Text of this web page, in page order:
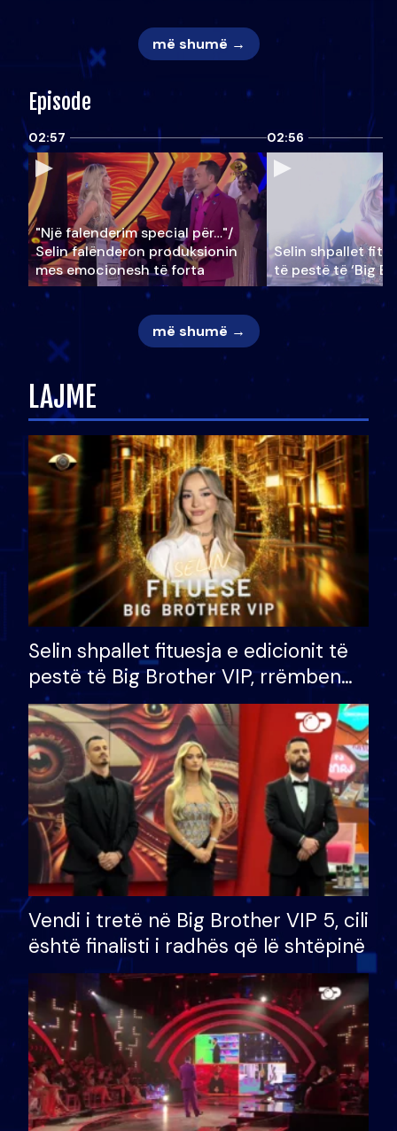
më shumë →
Episode
02:57
"Një falenderim special për…"/
Selin falënderon produksionin
mes emocionesh të forta
02:56
Selin shpallet
të pestë të ‘Big
më shumë →
LAJME
Selin shpallet fituesja e edicionit të
pestë të Big Brother VIP, rrëmben
çmimin e madh prej 100 mijë eurosh
Vendi i tretë në Big Brother VIP 5, cili
është finalisti i radhës që lë shtëpinë